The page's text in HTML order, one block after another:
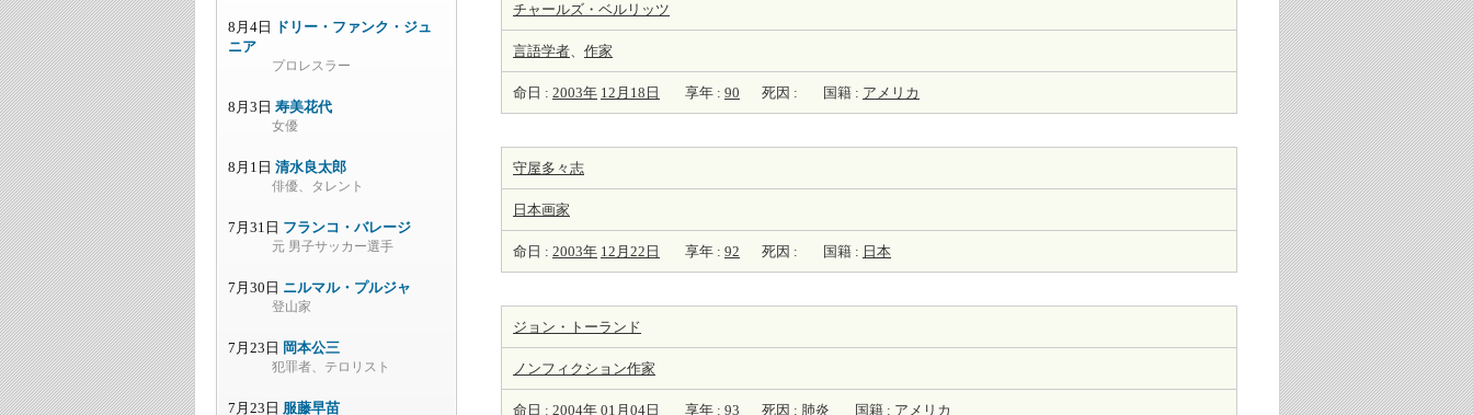
チャールズ・ベルリッツ
言語学者、 作家
命日 : 2003年 12月18日 享年 : 90 死因 : 国籍 : アメリカ
守屋多々志
日本画家
命日 : 2003年 12月22日 享年 : 92 死因 : 国籍 : 日本
ジョン・トーランド
ノンフィクション作家
命日 : 2004年 01月04日 享年 : 93 死因 : 肺炎 国籍 : アメリカ
8月4日
ドリー・ファンク・ジュ
ニア
プロレスラー
8月3日 寿美花代
女優
8月1日 清水良太郎
俳優、タレント
7月31日 フランコ・バレージ
元 男子サッカー選手
7月30日 ニルマル・プルジャ
登山家
7月23日 岡本公三
犯罪者、テロリスト
7月23日 服藤早苗